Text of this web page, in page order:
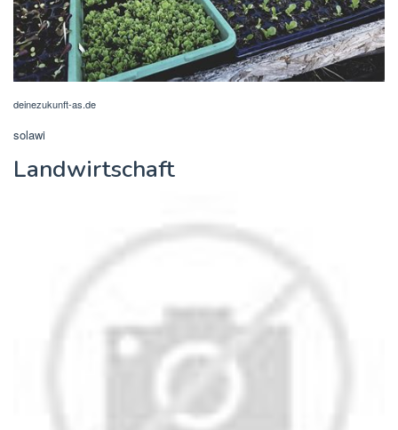
deinezukunft-as.de
solawi
Landwirtschaft